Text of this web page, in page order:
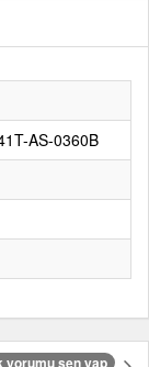
AS-0360B
yorumu sen yap